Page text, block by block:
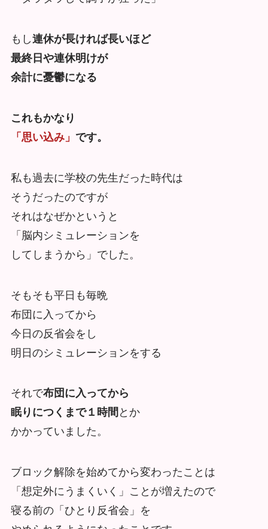
もし連休が長ければ長いほど
最終日や連休明けが
余計に憂鬱になる
これもかなり
「思い込み」 です。
私も過去に学校の先生だった時代は
そうだったのですが
それはなぜかというと
「脳内シミュレーションを
してしまうから」でした。
そもそも平日も毎晩
布団に入ってから
今日の反省会をし
明日のシミュレーションをする
それで布団に入ってから
眠りにつくまで１時間 とか
かかっていました。
ブロック解除を始めてから変わったことは
「想定外にうまくいく」ことが増えたので
寝る前の「ひとり反省会」を